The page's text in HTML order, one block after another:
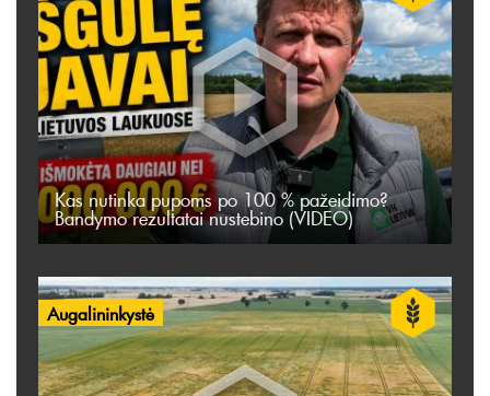
Kas nutinka pupoms po 100 % pažeidimo?
Bandymo rezultatai nustebino (VIDEO)
Augalininkystė